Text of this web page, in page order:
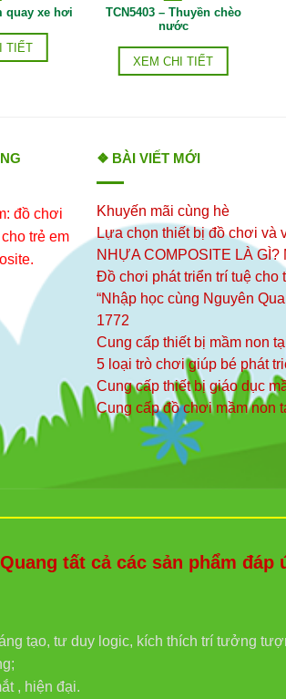
quay xe hơi
TIẾT
TCN5403 – Thuyền chèo
nước
XEM CHI TIẾT
đồ chơi
trẻ em
❖ BÀI VIẾT MỚI
Khuyến mãi cùng hè
Lựa chọn thiết bị đồ chơi và
NHỰA COMPOSITE LÀ
Đồ chơi phát triển trí tuệ cho
“Nhập học cùng Nguyên
1772
Cung cấp thiết bị mầm non
5 loại trò chơi giúp bé phát
Cung cấp thiết bị giáo dục
Cung cấp đồ chơi mầm non
tất cả các sản phẩm đáp
tạo, tư duy logic, kích thích trí tưởng
, hiện đại.